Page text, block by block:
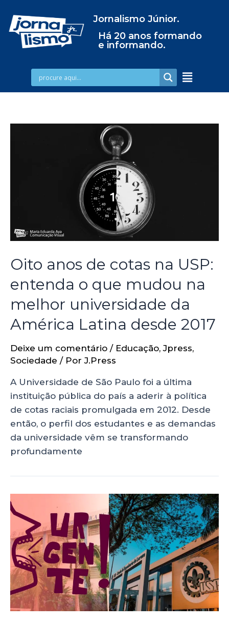
Jornalismo Júnior.
Há 20 anos formando
e informando.
Oito anos de cotas na USP:
entenda o que mudou na
melhor universidade da
América Latina desde 2017
Deixe um comentário / Educação,Jpress,
Sociedade / PorJ.Press
A Universidade de São Paulo foi a última
instituição pública do país a aderir à política
de cotas raciais promulgada em 2012. Desde
então, o perfil dos estudantes e as demandas
da universidade vêm se transformando
profundamente